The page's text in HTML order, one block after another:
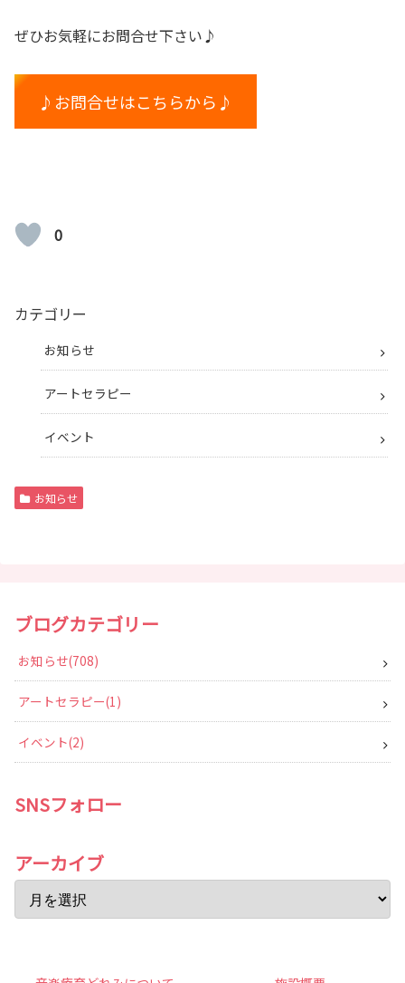
ぜひお気軽にお問合せ下さい♪
♪お問合せはこちらから♪
0
カテゴリー
お知らせ
アートセラピー
イベント
お知らせ
ブログカテゴリー
お知らせ 708
アートセラピー 1
イベント 2
SNSフォロー
アーカイブ